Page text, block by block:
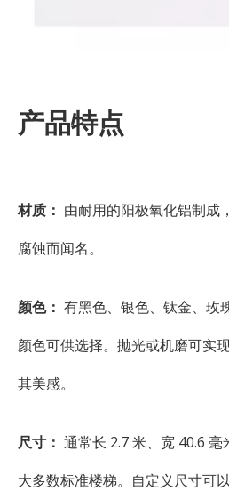
产品特点
材质： 由耐用的阳极氧化铝制成
腐蚀而闻名。
颜色： 有黑色、银色、钛金、玫
颜色可供选择。抛光或机磨可实
其美感。
尺寸： 通常长 2.7 米、宽 40.6
大多数标准楼梯。自定义尺寸可